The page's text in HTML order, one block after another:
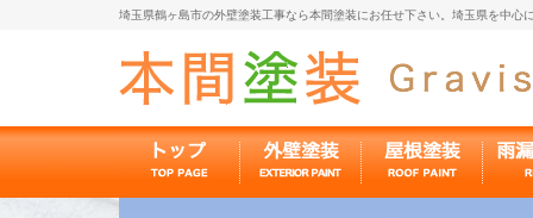
埼玉県鶴ヶ島市の外壁塗装工事なら本間塗装にお任せ下さい。埼玉県を中